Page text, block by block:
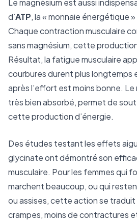
d’ATP, la « monnaie énergétique
Chaque contraction musculaire
sans magnésium, cette
Résultat, la fatigue musculaire
courbures durent plus longtemps
après l’effort est moins bonne.
très bien absorbé, permet de
cette production d’énergie.
Des études testant les effets
glycinate ont démontré son
musculaire. Pour les femmes qui
marchent beaucoup, ou qui
ou assises, cette action se traduit
crampes, moins de contractures